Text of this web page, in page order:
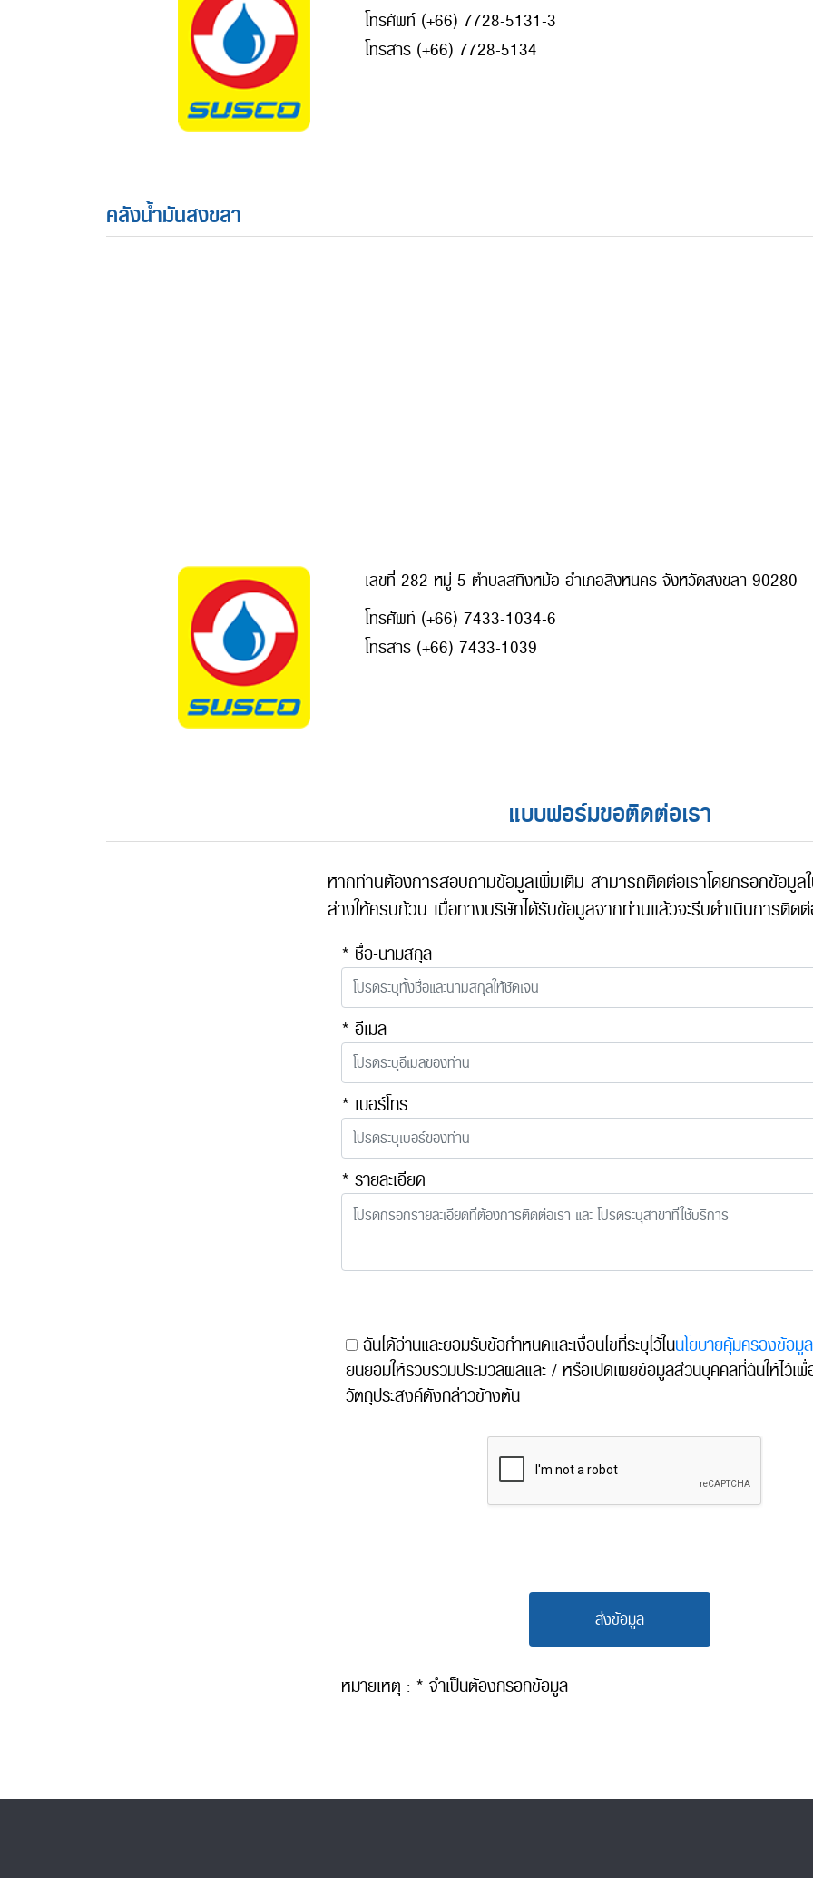
โทรศัพท์ (+66) 7728-5131-3
โทรสาร (+66) 7728-5134
คลังน้ำมันสงขลา
เลขที่ 282 หมู่ 5 ตำบลสทิงหม้อ อำเภอสิงหนคร จังหวัดสงขลา 90280
โทรศัพท์ (+66) 7433-1034-6
โทรสาร (+66) 7433-1039
แบบฟอร์มขอติดต่อเรา
หากท่านต้องการสอบถามข้อมูลเพิ่มเติม สามารถติดต่อเราโดยกรอกข้อมูล
ล่างให้ครบถ้วน เมื่อทางบริษัทได้รับข้อมูลจากท่านแล้วจะรีบดำเนินการติด
* ชื่อ-นามสกุล
* อีเมล
* เบอร์โทร
* รายละเอียด
ฉันได้อ่านและยอมรับข้อกำหนดและเงื่อนไขที่ระบุไว้ในนโยบายคุ้มครองข้อ
ยินยอมให้รวบรวมประมวลผลและ / หรือเปิดเผยข้อมูลส่วนบุคคลที่ฉันให้ไว้เ
วัตถุประสงค์ดังกล่าวข้างต้น
ส่งข้อมูล
หมายเหตุ : * จำเป็นต้องกรอกข้อมูล